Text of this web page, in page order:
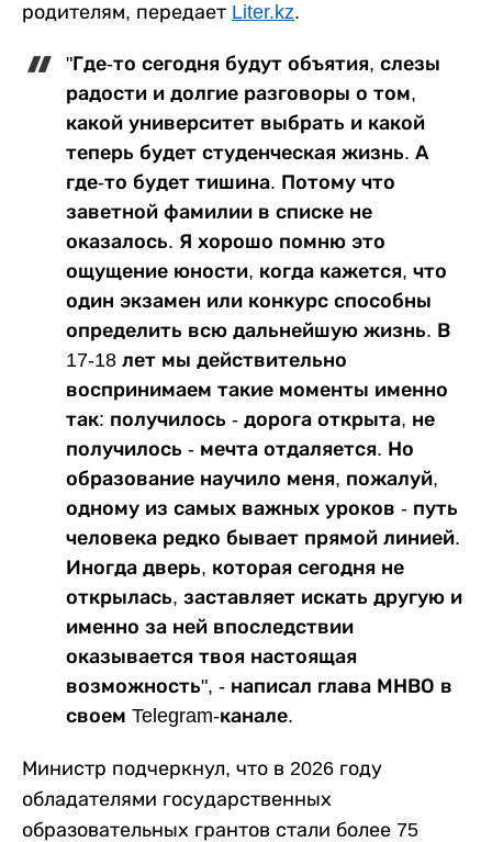
родителям, передает Liter.kz.
"Где-то сегодня будут объятия, слезы
радости и долгие разговоры о том,
какой университет выбрать и какой
теперь будет студенческая жизнь. А
где-то будет тишина. Потому что
заветной фамилии в списке не
оказалось. Я хорошо помню это
ощущение юности, когда кажется, что
один экзамен или конкурс способны
определить всю дальнейшую жизнь. В
17-18 лет мы действительно
воспринимаем такие моменты именно
так: получилось - дорога открыта, не
получилось - мечта отдаляется. Но
образование научило меня, пожалуй,
одному из самых важных уроков - путь
человека редко бывает прямой линией.
Иногда дверь, которая сегодня не
открылась, заставляет искать другую и
именно за ней впоследствии
оказывается твоя настоящая
возможность", - написал глава МНВО в
своем Telegram-канале.
Министр подчеркнул, что в 2026 году
обладателями государственных
образовательных грантов стали более 75